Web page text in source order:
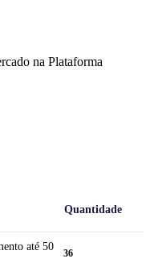
na Plataforma
Quantidade
até 50
36